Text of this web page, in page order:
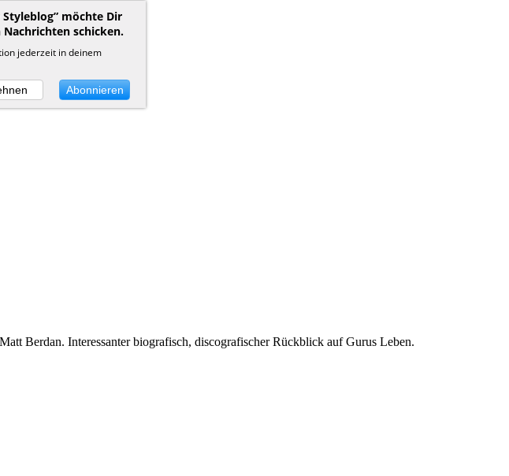
Berdan. Interessanter biografisch, discografischer Rückblick auf Gurus Leben.
möchte Dir
Nachrichten schicken.
jederzeit in deinem
Abonnieren